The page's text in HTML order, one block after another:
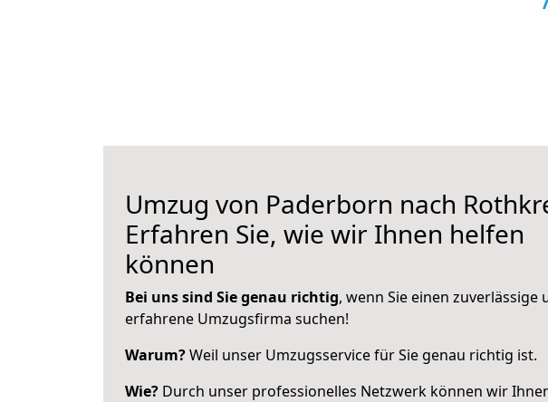
Umzug von Paderborn nach
Erfahren Sie, wie wir Ihnen helfen
können
Bei uns sind Sie genau richtig, wenn Sie einen zuverlässige
erfahrene Umzugsfirma suchen!
Warum?Weil unser Umzugsservice für Sie genau richtig ist.
Wie? Durch unser professionelles Netzwerk können wir